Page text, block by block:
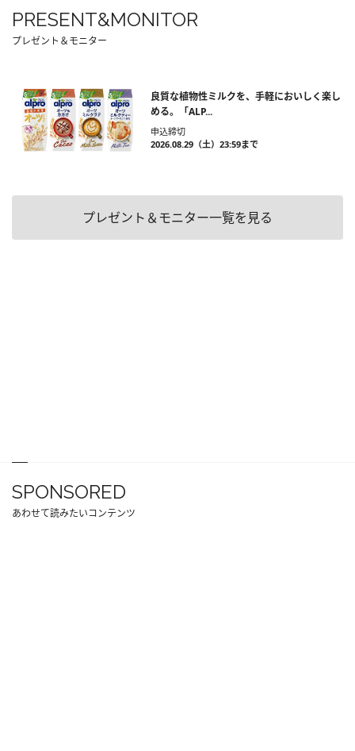
PRESENT&MONITOR
プレゼント＆モニター
良質な植物性ミルクを、手軽においしく楽し
める。「ALP...
申込締切
2026.08.29（土）23:59まで
プレゼント＆モニター一覧を見る
SPONSORED
あわせて読みたいコンテンツ